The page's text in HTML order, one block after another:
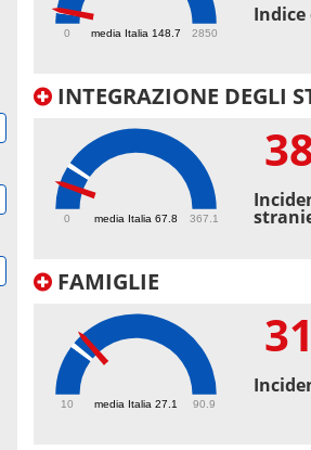
media Italia 148.7
0 2850
Indice
INTEGRAZIONE DEGLI
media Italia 67.8
0 367.1
FAMIGLIE
media Italia 27.1
10 90.9